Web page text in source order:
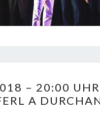
–
20:00
– 20:00
A